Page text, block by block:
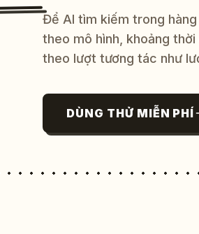
Để AI tìm kiếm trong
theo mô hình, khoảng
theo lượt tương tác như
DÙNG THỬ MIỄN PHÍ